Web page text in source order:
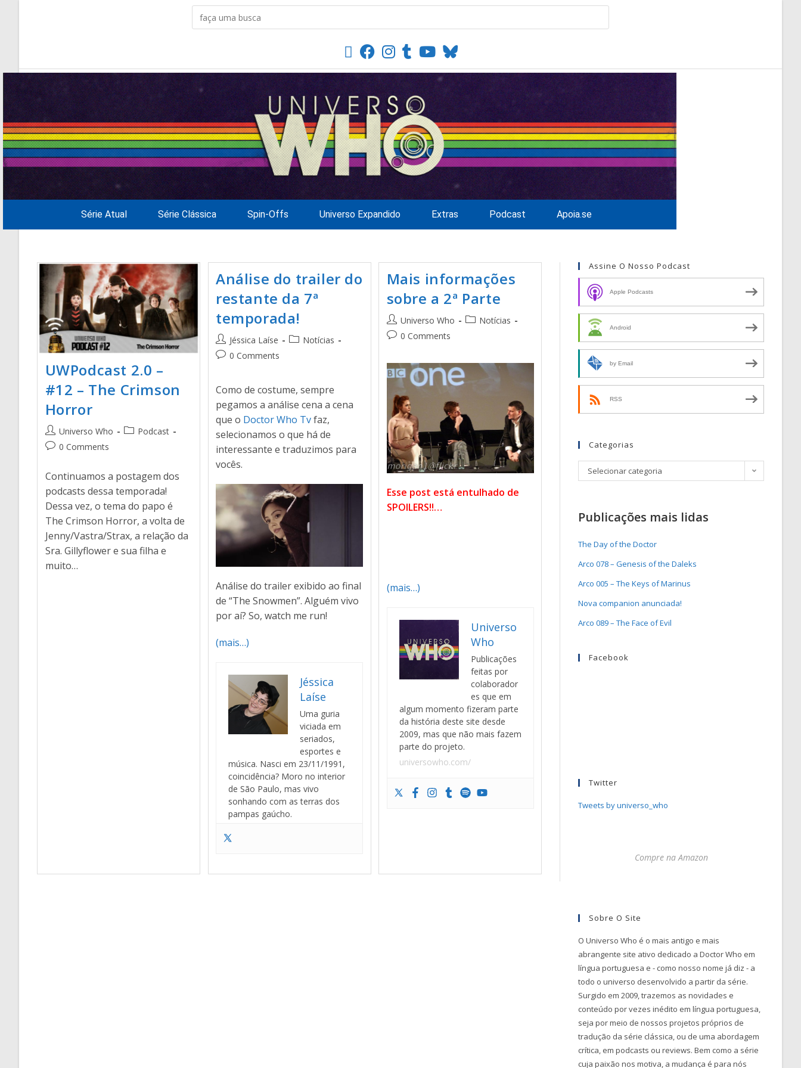
Série Atual Série Clássica Spin-Offs Universo Expandido Extras Podcast Apoia.se
UWPodcast 2.0 –
#12 – The Crimson
Horror
Universo Who
Podcast
0 Comments
Continuamos a postagem dos
podcasts dessa temporada!
Dessa vez, o tema do papo é
The Crimson Horror, a volta de
Jenny/Vastra/Strax, a relação da
Sra. Gillyflower e sua filha e
muito…
Análise do trailer do
restante da 7ª
temporada!
Jéssica Laíse
Notícias
0 Comments
Como de costume, sempre
pegamos a análise cena a cena
que o Doctor Who Tvfaz,
selecionamos o que há de
interessante e traduzimos para
vocês.
Análise do trailer exibido ao final
de “The Snowmen”. Alguém vivo
por aí? So, watch me run!
(mais…)
Jéssica
Laíse
Uma guria
viciada em
seriados,
esportes e
música. Nasci em 23/11/1991,
coincidência? Moro no interior
de São Paulo, mas vivo
sonhando com as terras dos
pampas gaúcho.
Mais informações
sobre a 2ª Parte
Universo Who
Notícias
0 Comments
Esse post está entulhado de
SPOILERS!!…
(mais…)
Universo
Who
Publicações
feitas por
colaborador
es que em
algum momento fizeram parte
da história deste site desde
2009, mas que não mais fazem
parte do projeto.
universowho.com/
Assine O Nosso Podcast
Apple Podcasts
Android
by Email
RSS
Categorias
Selecionar categoria
Publicações mais lidas
The Day of the Doctor
Arco 078 – Genesis of the Daleks
Arco 005 – The Keys of Marinus
Nova companion anunciada!
Arco 089 – The Face of Evil
Facebook
Twitter
Tweets by universo_who
Compre na Amazon
Sobre O Site
O Universo Who é o mais antigo e mais
abrangente site ativo dedicado a Doctor Who em
língua portuguesa e - como nosso nome já diz - a
todo o universo desenvolvido a partir da série.
Surgido em 2009, trazemos as novidades e
conteúdo por vezes inédito em língua portuguesa,
seja por meio de nossos projetos próprios de
tradução da série clássica, ou de uma abordagem
crítica, em podcasts ou reviews. Bem como a série
cuja paixão nos motiva, a mudança é para nós